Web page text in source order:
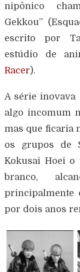
nipônico
Gekkou”
escrito por
estúdio de
Racer).
A série
algo incomum
mas que ficaria
os grupos de
Kokusai Hoei o
branco,
principalmente
por dois anos